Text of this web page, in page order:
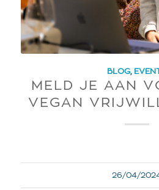
BLOG,
MELD JE AAN
VEGAN
26/04/